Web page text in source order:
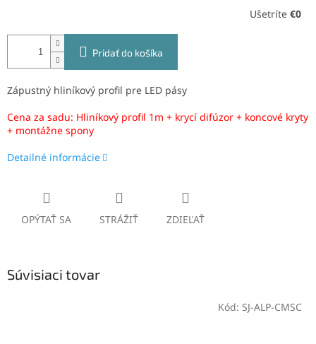
Ušetríte €0
Pridať do košíka
Zápustný hliníkový profil pre LED pásy
Cena za sadu: Hliníkový profil 1m + krycí difúzor + koncové kryty
+ montážne spony
Detailné informácie
OPÝTAŤ SA STRÁŽIŤ ZDIEĽAŤ
Súvisiaci tovar
Kód: SJ-ALP-CMSC